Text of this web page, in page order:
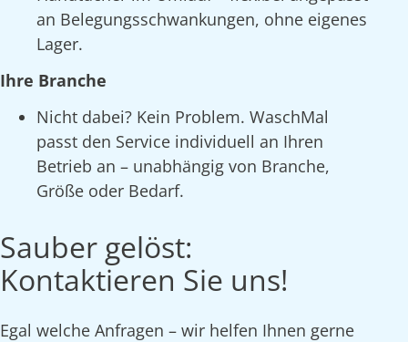
an Belegungsschwankungen, ohne eigenes
Lager.
Ihre Branche
Nicht dabei? Kein Problem. WaschMal
passt den Service individuell an Ihren
Betrieb an – unabhängig von Branche,
Größe oder Bedarf.
Sauber gelöst:
Kontaktieren Sie uns!
Egal welche Anfragen – wir helfen Ihnen gerne